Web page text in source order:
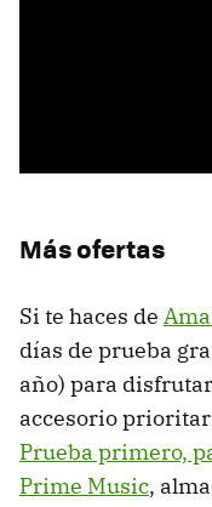
Más ofertas
Si te haces de
días de prueba
año) para
accesorio
Prueba primero,
Prime Music,